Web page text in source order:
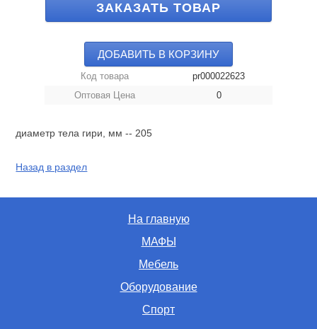
ЗАКАЗАТЬ ТОВАР
ДОБАВИТЬ В КОРЗИНУ
Код товара
pr000022623
Оптовая Цена
0
диаметр тела гири, мм -- 205
Назад в раздел
На главную
МАФЫ
Мебель
Оборудование
Спорт